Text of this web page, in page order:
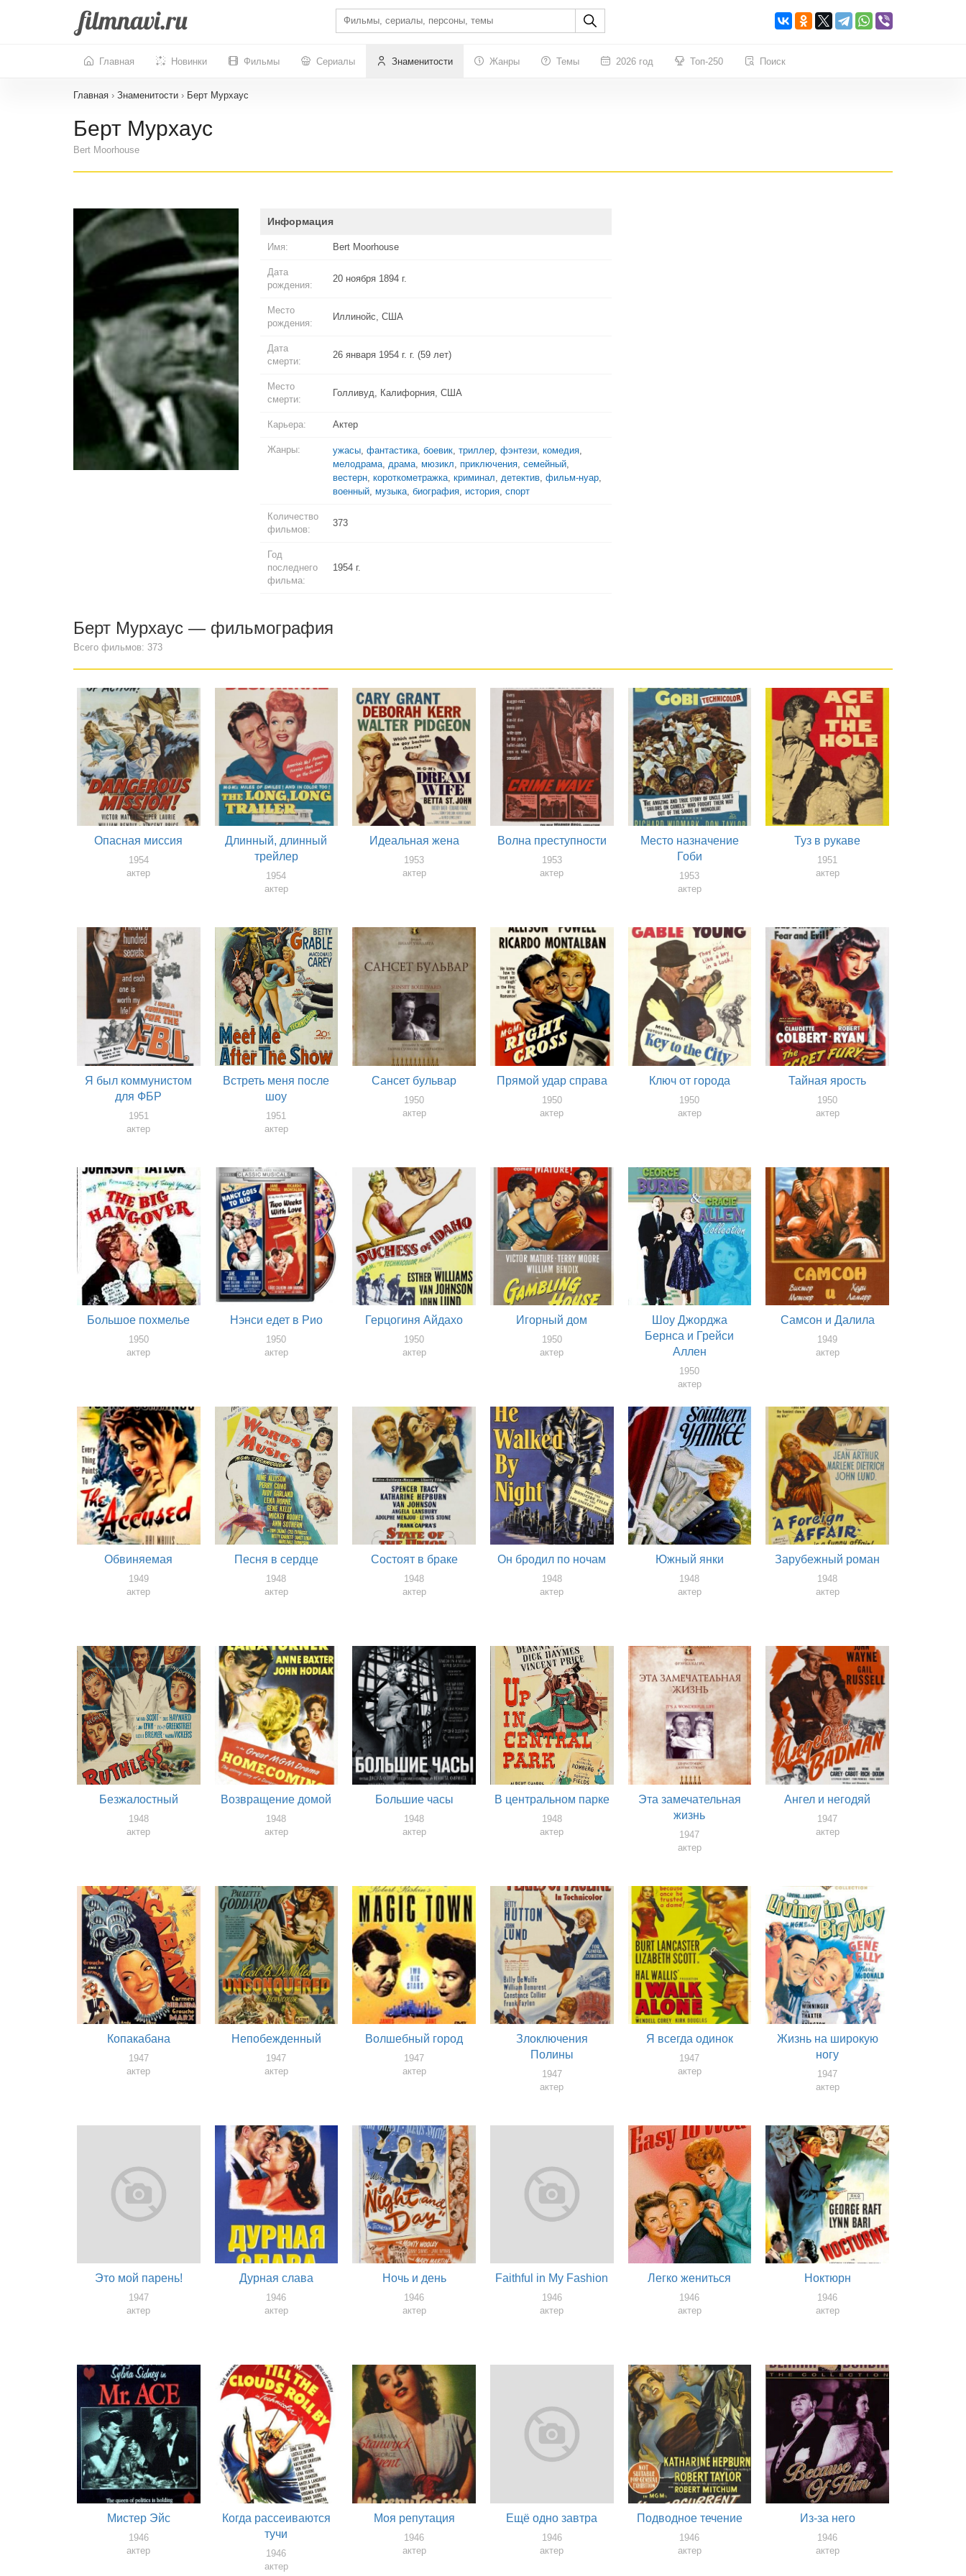
Главная Новинки Фильмы Сериалы Знаменитости Жанры Темы 2026 год Топ-250 Поиск
Главная › Знаменитости › Берт Мурхаус
Берт Мурхаус
Bert Moorhouse
Информация
Имя: Bert Moorhouse
Дата
рождения:
20 ноября 1894 г.
Место
рождения:
Иллинойс, США
Дата
смерти:
26 января 1954 г. г. (59 лет)
Место
смерти:
Голливуд, Калифорния, США
Карьера: Актер
Жанры: ужасы, фантастика, боевик, триллер, фэнтези, комедия,
мелодрама, драма, мюзикл, приключения, семейный,
вестерн, короткометражка, криминал, детектив, фильм-нуар,
военный, музыка, биография, история, спорт
Количество
фильмов:
373
Год
последнего
фильма:
1954 г.
Берт Мурхаус — фильмография
Всего фильмов: 373
Опасная миссия
1954
актер
Длинный, длинный
трейлер
1954
актер
Идеальная жена
1953
актер
Волна преступности
1953
актер
Место назначение
Гоби
1953
актер
Туз в рукаве
1951
актер
Я был коммунистом
для ФБР
1951
актер
Встреть меня после
шоу
1951
актер
Сансет бульвар
1950
актер
Прямой удар справа
1950
актер
Ключ от города
1950
актер
Тайная ярость
1950
актер
Большое похмелье
1950
актер
Нэнси едет в Рио
1950
актер
Герцогиня Айдахо
1950
актер
Игорный дом
1950
актер
Шоу Джорджа
Бернса и Грейси
Аллен
1950
актер
Самсон и Далила
1949
актер
Обвиняемая
1949
актер
Песня в сердце
1948
актер
Состоят в браке
1948
актер
Он бродил по ночам
1948
актер
Южный янки
1948
актер
Зарубежный роман
1948
актер
Безжалостный
1948
актер
Возвращение домой
1948
актер
Большие часы
1948
актер
В центральном парке
1948
актер
Эта замечательная
жизнь
1947
актер
Ангел и негодяй
1947
актер
Копакабана
1947
актер
Непобежденный
1947
актер
Волшебный город
1947
актер
Злоключения
Полины
1947
актер
Я всегда одинок
1947
актер
Жизнь на широкую
ногу
1947
актер
Это мой парень!
1947
актер
Дурная слава
1946
актер
Ночь и день
1946
актер
Faithful in My Fashion
1946
актер
Легко жениться
1946
актер
Ноктюрн
1946
актер
Мистер Эйс
1946
актер
Когда рассеиваются
тучи
1946
актер
Моя репутация
1946
актер
Ещё одно завтра
1946
актер
Подводное течение
1946
актер
Из-за него
1946
актер